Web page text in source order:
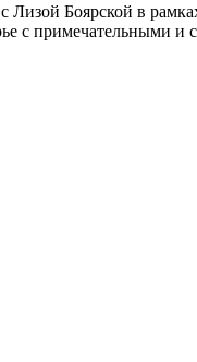
Лизой Боярской в
с примечательными